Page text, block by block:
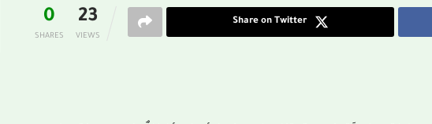
0
SHARES
23
VIEWS
Share on Twitter